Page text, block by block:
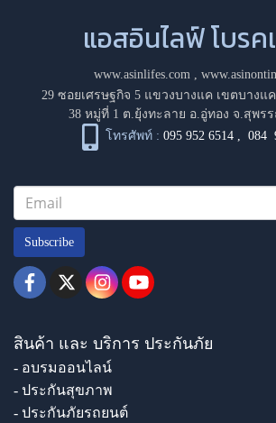
แอสอินไลฟ์ โบรค
www.asinlifes.com,
29 ซอยเศรษฐกิจ 5 แขวงบางแค เขตบางแค
38 หมู่ที่ 1 ต.ยุ้งทะลาย อ.อู่ทอง จ.สุพร
โทรศัพท์ : 095 952 6514 ,084
Subscribe
สินค้า และ บริการ ประกันภัย
- อบรมออนไลน์
- ประกันสุขภาพ
- ประกันภัยรถยนต์